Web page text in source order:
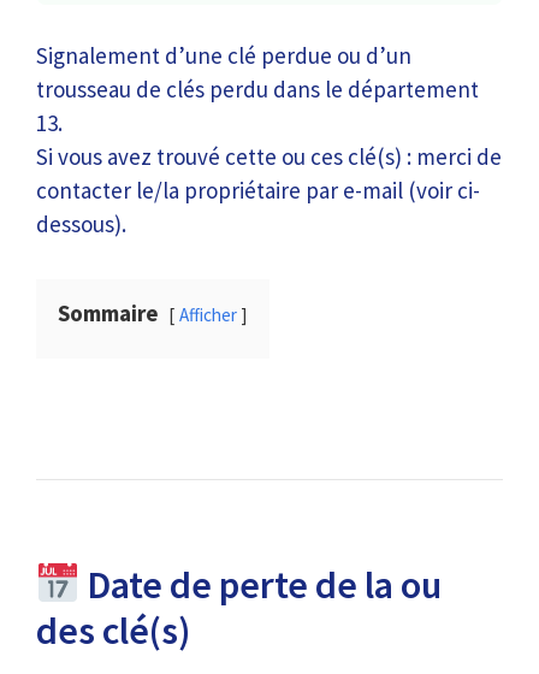
Signalement d’une clé perdue ou d’un
trousseau de clés perdu dans le département
13.
Si vous avez trouvé cette ou ces clé(s) : merci de
contacter le/la propriétaire par e-mail (voir ci-
dessous).
Sommaire Afficher
Date de perte de la ou
des clé(s)